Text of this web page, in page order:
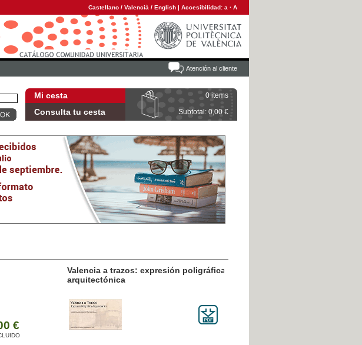
Castellano / Valencià / English | Accesibilidad: a · A
Atención al cliente
Mi cesta 0 items
Consulta tu cesta Subtotal: 0,00 €
Valencia a trazos: expresión poligráfica
arquitectónica